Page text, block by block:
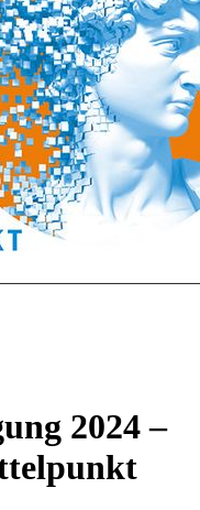
2024 –